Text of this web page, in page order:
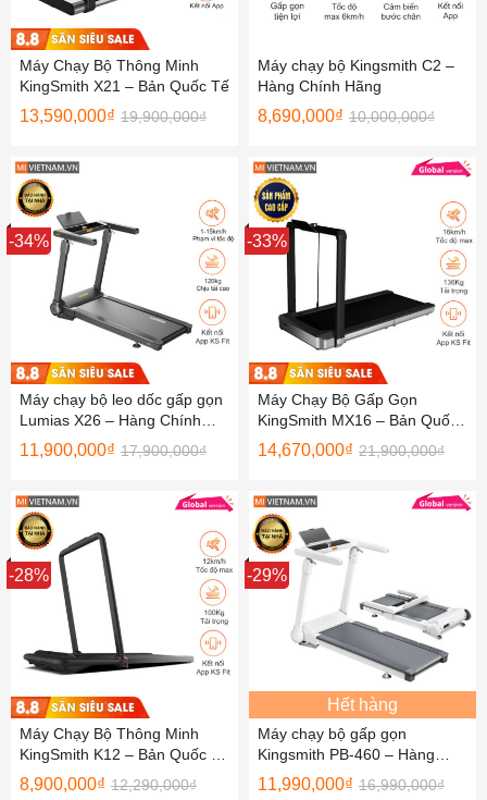
Máy Chạy Bộ Thông Minh
KingSmith X21 – Bản Quốc Tế
13,590,000₫ 19,900,000₫
Máy chạy bộ Kingsmith C2 –
Hàng Chính Hãng
8,690,000₫ 10,000,000₫
Sale
-34%
Máy chạy bộ leo dốc gấp gọn
Lumias X26 – Hàng Chính
Hãng
11,900,000₫ 17,900,000₫
Sale
-33%
Máy Chạy Bộ Gấp Gọn
KingSmith MX16 – Bản Quốc
Tế
14,670,000₫ 21,900,000₫
Sale
-28%
Máy Chạy Bộ Thông Minh
KingSmith K12 – Bản Quốc Tế
– Hàng Chính Hãng
8,900,000₫ 12,290,000₫
Sale
-29%
Hết hàng
Máy chạy bộ gấp gọn
Kingsmith PB-460 – Hàng
Chính Hãng
11,990,000₫ 16,990,000₫